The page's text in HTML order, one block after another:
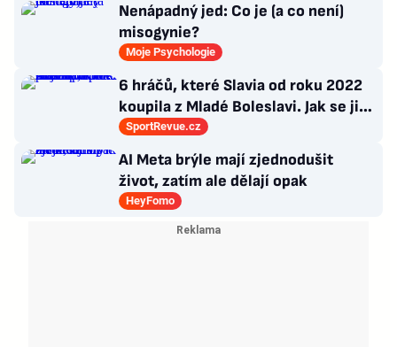
Nenápadný jed: Co je (a co není)
misogynie?
Moje Psychologie
6 hráčů, které Slavia od roku 2022
koupila z Mladé Boleslavi. Jak se jim
po přestupu do Edenu vedlo?
SportRevue.cz
AI Meta brýle mají zjednodušit
život, zatím ale dělají opak
HeyFomo